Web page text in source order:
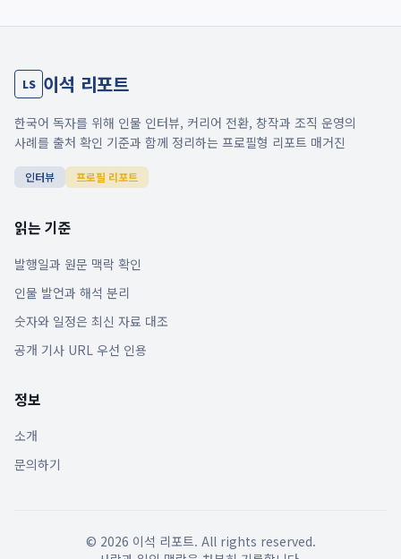
LS 이석 리포트
한국어 독자를 위해 인물 인터뷰, 커리어 전환, 창작과 조직 운영의
사례를 출처 확인 기준과 함께 정리하는 프로필형 리포트 매거진
인터뷰 프로필 리포트
읽는 기준
발행일과 원문 맥락 확인
인물 발언과 해석 분리
숫자와 일정은 최신 자료 대조
공개 기사 URL 우선 인용
정보
소개
문의하기
© 2026 이석 리포트. All rights reserved.